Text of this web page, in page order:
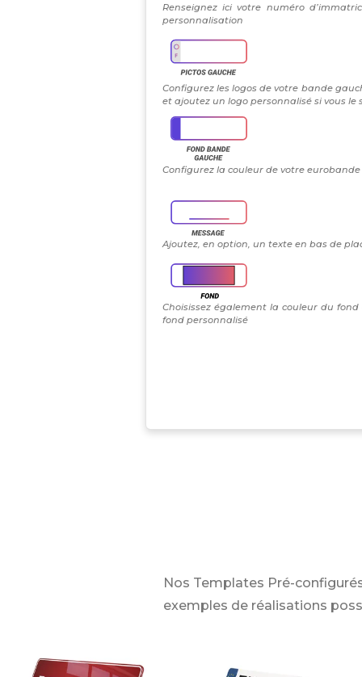
Renseignez ici votre numéro
personnalisation
Configurez les logos de votre bande
et ajoutez un logo personnalisé si vous le
Configurez la couleur de votre
Ajoutez, en option, un texte en bas de
Choisissez également la couleur du
fond personnalisé
Nos Templates Pré-
exemples de réalisations